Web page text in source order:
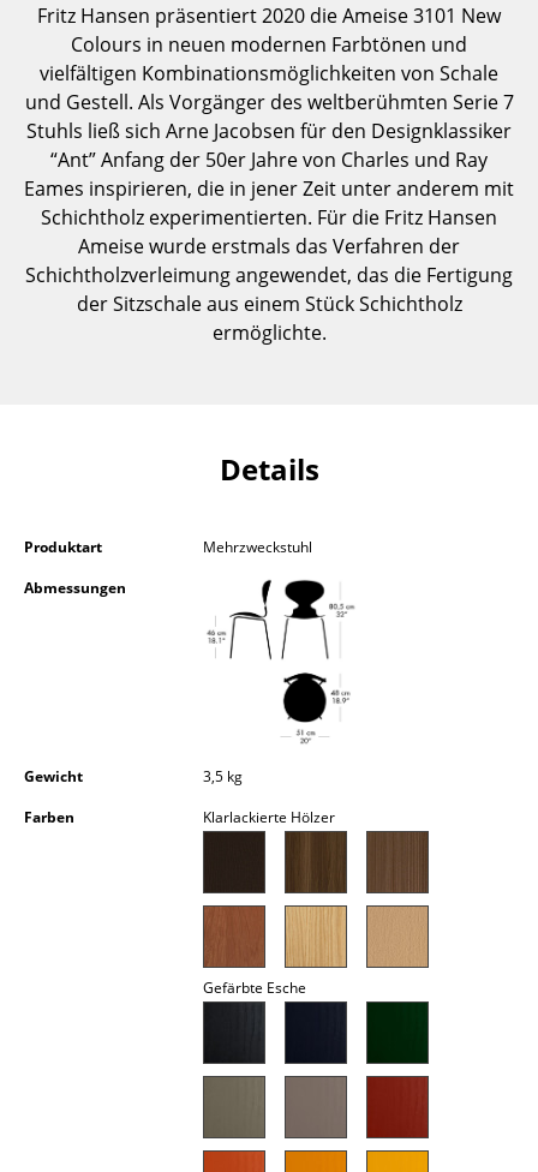
Bücherregale
Wandregale
Sideboards & Kommoden
TV Möbel
Beistell- & Rollcontainer
Barmöbel
Garderoben
... alle Aufbewahrungsmöbel
Schreibtischleuchten
Stehleuchten & Leseleuchten
Fritz Hansen präsentiert 2020 die Ameise 3101 New
Colours in neuen modernen Farbtönen und
vielfältigen Kombinationsmöglichkeiten von Schale
und Gestell. Als Vorgänger des weltberühmten Serie 7
Stuhls ließ sich Arne Jacobsen für den Designklassiker
“Ant” Anfang der 50er Jahre von Charles und Ray
Eames inspirieren, die in jener Zeit unter anderem mit
Schichtholz experimentierten. Für die Fritz Hansen
Ameise wurde erstmals das Verfahren der
Schichtholzverleimung angewendet, das die Fertigung
der Sitzschale aus einem Stück Schichtholz
ermöglichte.
Details
Produktart
Mehrzweckstuhl
Abmessungen
Gewicht
3,5 kg
Farben
Klarlackierte Hölzer
Gefärbte Esche